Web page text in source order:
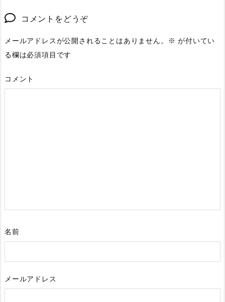
コメントをどうぞ
メールアドレスが公開されることはありません。 ※ が付いてい
る欄は必須項目です
コメント
名前
メールアドレス